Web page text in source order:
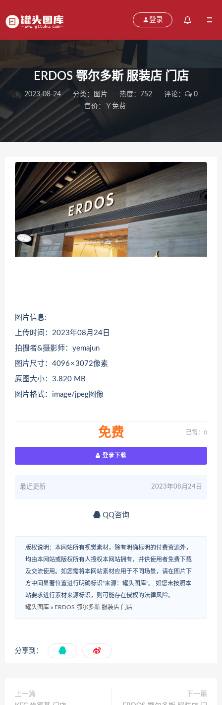
登录
ERDOS 鄂尔多斯 服装店 门店
2023-08-24 分类： 图片 热度：752 评论：
0
售价：￥免费
图片信息:
上传时间：2023年08月24日
拍摄者&摄影师：yemajun
图片尺寸：4096 × 3072像素
原图大小：3.820 MB
图片格式：image/jpeg图像
免费 已售：0
登录下载
最近更新 2023年08月24日
QQ咨询
版权说明：本网站所有视觉素材，除有明确标明的付费资源外，
均由本网站或版权所有人授权本网站拥有，并供使用者免费下载
及交流使用。如您需将本网站素材应用于不同场景，请在图片下
方中间显著位置进行明确标识“来源：罐头图库”。 如您未按照本
站要求进行素材来源标识，则可能存在侵权的法律风险。
罐头图库 » ERDOS 鄂尔多斯 服装店 门店
分享到：
上一篇
下一篇